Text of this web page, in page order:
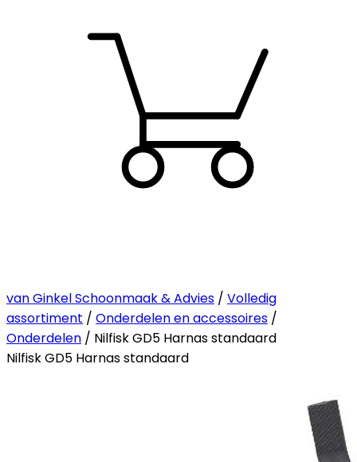
van Ginkel Schoonmaak & Advies / Volledig
assortiment / Onderdelen en accessoires /
Onderdelen / Nilfisk GD5 Harnas standaard
Nilfisk GD5 Harnas standaard